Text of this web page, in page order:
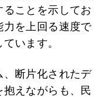
ことを示してお
力を上回る速度で
います。
断片化されたデ
えながらも、民